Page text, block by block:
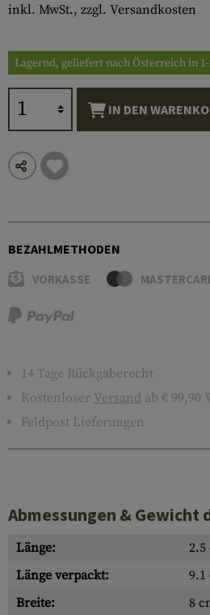
inkl. MwSt., zzgl. Versandkosten
Lagernd, geliefert nach Österreich in
IN DEN
BEZAHLMETHODEN
VORKASSE
14 Tage Rückgaberecht
Kostenloser Versand ab € 99,90
Feldpost Lieferungen
Abmessungen & Gewicht
Länge:
2.5
Länge verpackt:
9.1
Breite:
8